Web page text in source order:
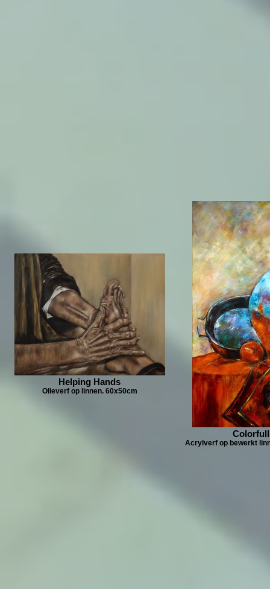
Helping Hands
Olieverf op linnen. 60x50cm
Acrylverf op bewerkt